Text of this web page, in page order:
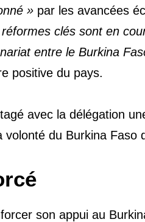
» par les avancées
clés sont en
entre le Burkina
positive du pays.
avec la délégation
du Burkina Faso
son appui au